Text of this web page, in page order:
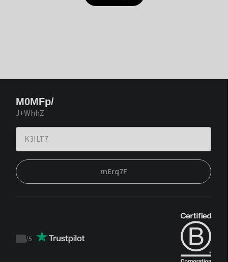
M0MFp/
J+WhhZ
mErq7F
Trustpilot
/5